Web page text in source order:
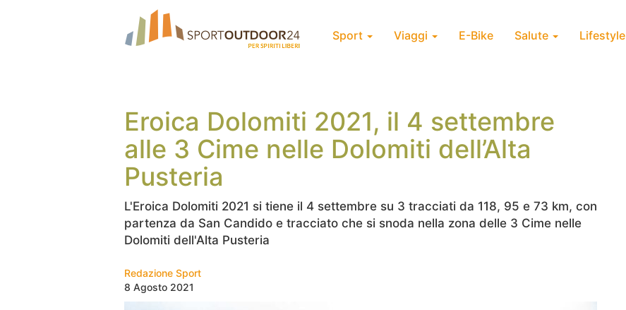
Sport Viaggi E-Bike Salute Lifestyle
Eroica Dolomiti 2021, il 4 settembre
alle 3 Cime nelle Dolomiti dell’Alta
Pusteria
L'Eroica Dolomiti 2021 si tiene il 4 settembre su 3 tracciati da 118, 95 e 73 km, con
partenza da San Candido e tracciato che si snoda nella zona delle 3 Cime nelle
Dolomiti dell'Alta Pusteria
Redazione Sport
8 Agosto 2021